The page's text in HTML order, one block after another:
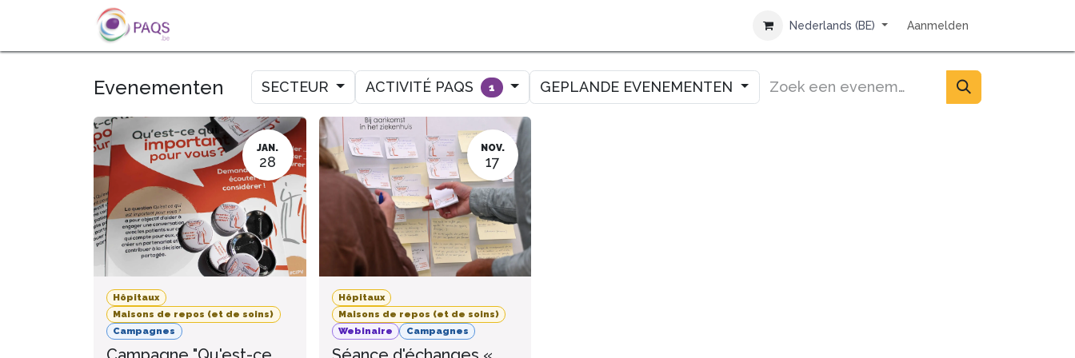
OVERSLAAN NAAR INHOUD
Nederlands (BE) Aanmelden
Evenementen SECTEUR ACTIVITÉ PAQS 1 GEPLANDE EVENEMENTEN
JAN.
28
Hôpitaux
Maisons de repos (et de soins)
Campagnes
NOV.
17
Hôpitaux
Maisons de repos (et de soins)
Webinaire
Campagnes